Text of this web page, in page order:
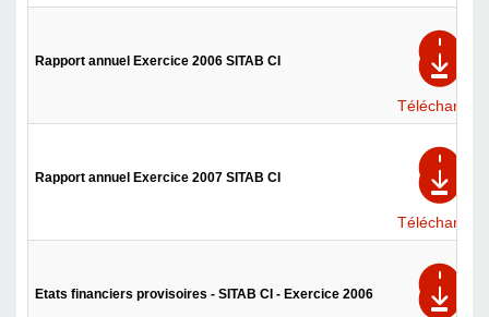
Rapport annuel Exercice 2006 SITAB CI
Télécharger
Rapport annuel Exercice 2007 SITAB CI
Télécharger
Etats financiers provisoires - SITAB CI - Exercice 2006